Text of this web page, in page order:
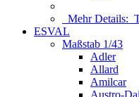
Mehr Details:
ESVAL
Maßstab 1/43
Adler
Allard
Amilcar
Austro-